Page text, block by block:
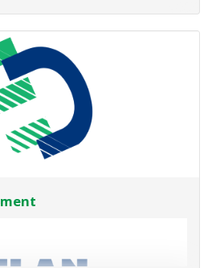
et fixation des prix d